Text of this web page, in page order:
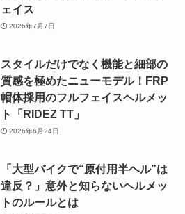
ェイス
2026年7月7日
スタイルだけでなく機能と細部の
質感を極めたニューモデル！FRP
帽体採用のフルフェイスヘルメッ
ト「RIDEZ TT」
2026年6月24日
「大型バイクで“原付用半ヘル”は
違反？」意外と知らないヘルメッ
トのルールとは